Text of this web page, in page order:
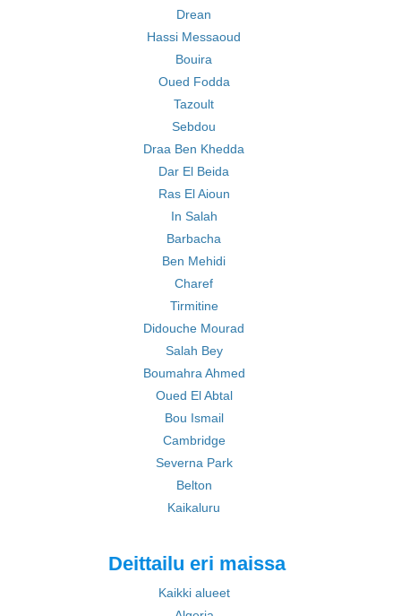
Drean
Hassi Messaoud
Bouira
Oued Fodda
Tazoult
Sebdou
Draa Ben Khedda
Dar El Beida
Ras El Aioun
In Salah
Barbacha
Ben Mehidi
Charef
Tirmitine
Didouche Mourad
Salah Bey
Boumahra Ahmed
Oued El Abtal
Bou Ismail
Cambridge
Severna Park
Belton
Kaikaluru
Deittailu eri maissa
Kaikki alueet